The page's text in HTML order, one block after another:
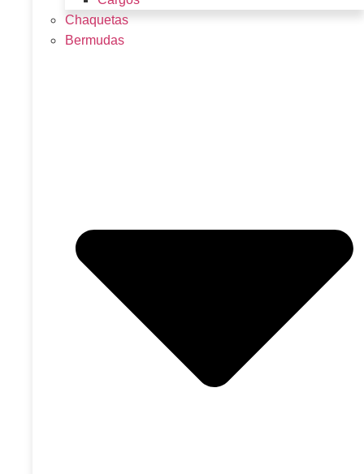
Chaquetas
Bermudas